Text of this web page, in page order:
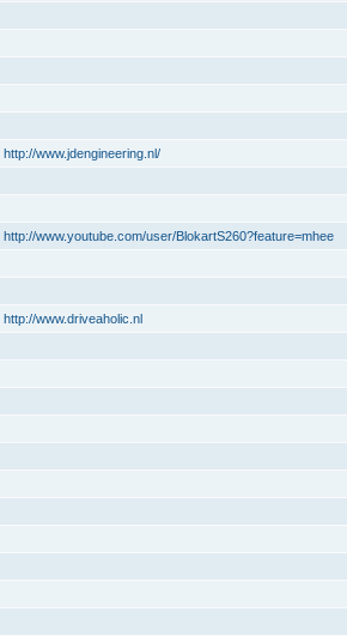
http://www.jdengineering.nl/
http://www.youtube.com/user/BlokartS260?feature=mhee
http://www.driveaholic.nl